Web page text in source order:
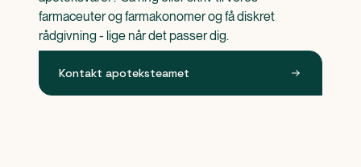
farmaceuter og farmakonomer og få diskret
rådgivning - lige når det passer dig.
Kontakt apoteksteamet